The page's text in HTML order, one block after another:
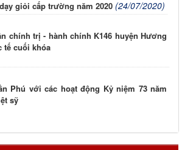
giỏi cấp trường năm 2020 (24/07/2020)
chính trị - hành chính K146 huyện Hương
tế cuối khóa
Phú với các hoạt động Kỷ niệm 73 năm
sỹ